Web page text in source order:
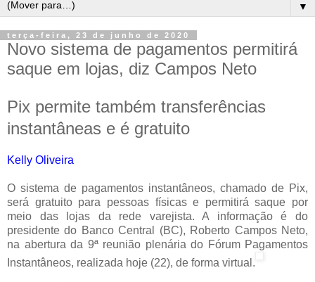
▼
terça-feira, 23 de junho de 2020
Novo sistema de pagamentos permitirá
saque em lojas, diz Campos Neto
Pix permite também transferências
instantâneas e é gratuito
Kelly Oliveira
O sistema de pagamentos instantâneos, chamado de Pix,
será gratuito para pessoas físicas e permitirá saque por
meio das lojas da rede varejista. A informação é do
presidente do Banco Central (BC), Roberto Campos Neto,
na abertura da 9ª reunião plenária do Fórum Pagamentos
Instantâneos, realizada hoje (22), de forma virtual.